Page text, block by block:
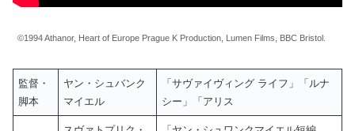
©1994 Athanor, Heart of Europe Prague K Production, Lumen Films, BBC Bristol.
監督・
脚本
ヤン・シュバンク
マイエル
「サヴァイヴィング ライフ」「ルナ
シー」「アリス